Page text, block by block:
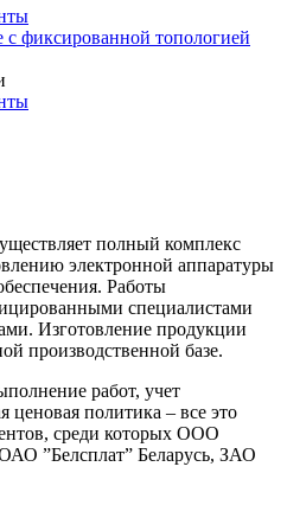
с фиксированной топологией
полный комплекс
электронной аппаратуры
Работы
специалистами
Изготовление продукции
производственной базе.
работ, учет
ценовая политика – все это
среди которых ООО
”Белсплат” Беларусь, ЗАО